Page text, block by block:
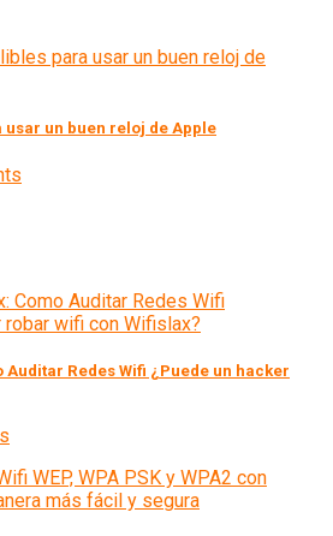
un buen reloj de Apple
Auditar Redes Wifi ¿Puede un hacker